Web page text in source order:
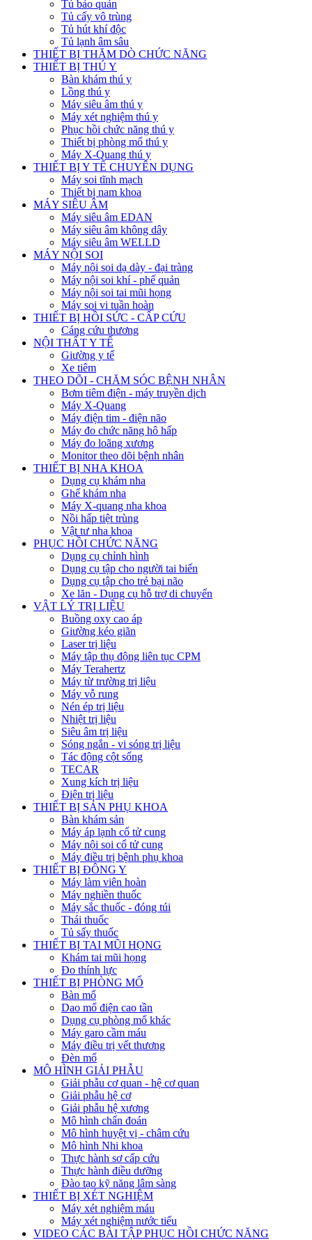
Tủ bảo quản
Tủ cấy vô trùng
Tủ hút khí độc
Tủ lạnh âm sâu
THIẾT BỊ THĂM DÒ CHỨC NĂNG
THIẾT BỊ THÚ Y
Bàn khám thú y
Lồng thú y
Máy siêu âm thú y
Máy xét nghiệm thú y
Phục hồi chức năng thú y
Thiết bị phòng mổ thú y
Máy X-Quang thú y
THIẾT BỊ Y TẾ CHUYÊN DỤNG
Máy soi tĩnh mạch
Thiết bị nam khoa
MÁY SIÊU ÂM
Máy siêu âm EDAN
Máy siêu âm không dây
Máy siêu âm WELLD
MÁY NỘI SOI
Máy nội soi dạ dày - đại tràng
Máy nội soi khí - phế quản
Máy nội soi tai mũi họng
Máy soi vi tuần hoàn
THIẾT BỊ HỒI SỨC - CẤP CỨU
Cáng cứu thương
NỘI THẤT Y TẾ
Giường y tế
Xe tiêm
THEO DÕI - CHĂM SÓC BỆNH NHÂN
Bơm tiêm điện - máy truyền dịch
Máy X-Quang
Máy điện tim - điện não
Máy đo chức năng hô hấp
Máy đo loãng xương
Monitor theo dõi bệnh nhân
THIẾT BỊ NHA KHOA
Dụng cụ khám nha
Ghế khám nha
Máy X-quang nha khoa
Nồi hấp tiệt trùng
Vật tư nha khoa
PHỤC HỒI CHỨC NĂNG
Dụng cụ chỉnh hình
Dụng cụ tập cho người tai biến
Dụng cụ tập cho trẻ bại não
Xe lăn - Dụng cụ hỗ trợ di chuyển
VẬT LÝ TRỊ LIỆU
Buồng oxy cao áp
Giường kéo giãn
Laser trị liệu
Máy tập thụ động liên tục CPM
Máy Terahertz
Máy từ trường trị liệu
Máy vỗ rung
Nén ép trị liệu
Nhiệt trị liệu
Siêu âm trị liệu
Sóng ngắn - vi sóng trị liệu
Tác động cột sống
TECAR
Xung kích trị liệu
Điện trị liệu
THIẾT BỊ SẢN PHỤ KHOA
Bàn khám sản
Máy áp lạnh cổ tử cung
Máy nội soi cổ tử cung
Máy điều trị bệnh phụ khoa
THIẾT BỊ ĐÔNG Y
Máy làm viên hoàn
Máy nghiền thuốc
Máy sắc thuốc - đóng túi
Thái thuốc
Tủ sấy thuốc
THIẾT BỊ TAI MŨI HỌNG
Khám tai mũi họng
Đo thính lực
THIẾT BỊ PHÒNG MỔ
Bàn mổ
Dao mổ điện cao tần
Dụng cụ phòng mổ khác
Máy garo cầm máu
Máy điều trị vết thương
Đèn mổ
MÔ HÌNH GIẢI PHẪU
Giải phẫu cơ quan - hệ cơ quan
Giải phẫu hệ cơ
Giải phẫu hệ xương
Mô hình chẩn đoán
Mô hình huyệt vị - châm cứu
Mô hình Nhi khoa
Thực hành sơ cấp cứu
Thực hành điều dưỡng
Đào tạo kỹ năng lâm sàng
THIẾT BỊ XÉT NGHIỆM
Máy xét nghiệm máu
Máy xét nghiệm nước tiểu
VIDEO CÁC BÀI TẬP PHỤC HỒI CHỨC NĂNG